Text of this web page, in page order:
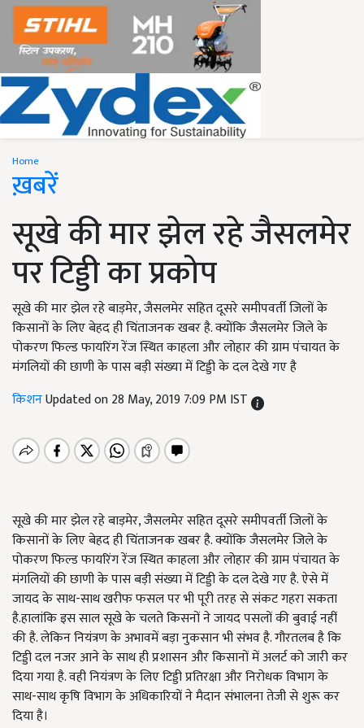
Home
ख़बरें
सूखे की मार झेल रहे जैसलमेर
पर टिड्डी का प्रकोप
सूखे की मार झेल रहे बाड़मेर, जैसलमेर सहित दूसरे समीपवर्ती जिलों के
किसानों के लिए बेहद ही चिंताजनक खबर है. क्योंकि जैसलमेर जिले के
पोकरण फिल्ड फायरिंग रेंज स्थित काहला और लोहार की ग्राम पंचायत के
मंगलियों की छाणी के पास बड़ी संख्या में टिड्डी के दल देखे गए है
किशनUpdated on 28 May, 2019 7:09 PM IST
सूखे की मार झेल रहे बाड़मेर, जैसलमेर सहित दूसरे समीपवर्ती जिलों के
किसानों के लिए बेहद ही चिंताजनक खबर है. क्योंकि जैसलमेर जिले के
पोकरण फिल्ड फायरिंग रेंज स्थित काहला और लोहार की ग्राम पंचायत के
मंगलियों की छाणी के पास बड़ी संख्या में टिड्डी के दल देखे गए है. ऐसे में
जायद के साथ-साथ खरीफ फसल पर भी पूरी तरह से संकट गहरा सकता
है.हालांकि इस साल सूखे के चलते किसनों ने जायद पसलों की बुवाई नहीं
की है. लेकिन नियंत्रण के अभावमें बड़ा नुकसान भी संभव है. गौरतलब है कि
टिड्डी दल नजर आने के साथ ही प्रशासन और किसानों में अलर्ट को जारी कर
दिया गया है. वही नियंत्रण के लिए टिड्डी प्रतिरक्षा और निरोधक विभाग के
साथ-साथ कृषि विभाग के अधिकारियों ने मैदान संभालना तेजी से शुरू कर
दिया है।